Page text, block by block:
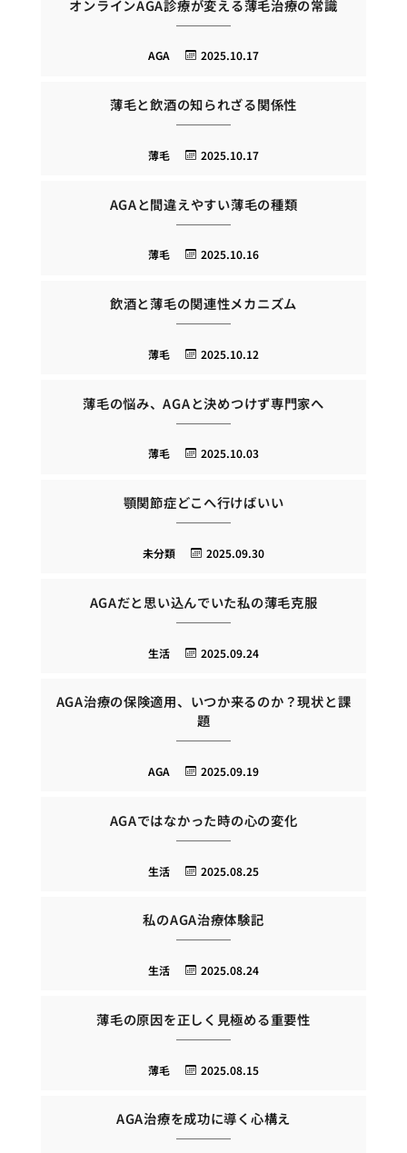
オンラインAGA診療が変える薄毛治療の常識
2025.10.17
AGA
薄毛と飲酒の知られざる関係性
2025.10.17
薄毛
AGAと間違えやすい薄毛の種類
2025.10.16
薄毛
飲酒と薄毛の関連性メカニズム
2025.10.12
薄毛
薄毛の悩み、AGAと決めつけず専門家へ
2025.10.03
薄毛
顎関節症どこへ行けばいい
2025.09.30
未分類
AGAだと思い込んでいた私の薄毛克服
2025.09.24
生活
AGA治療の保険適用、いつか来るのか？現状と課
題
2025.09.19
AGA
AGAではなかった時の心の変化
2025.08.25
生活
私のAGA治療体験記
2025.08.24
生活
薄毛の原因を正しく見極める重要性
2025.08.15
薄毛
AGA治療を成功に導く心構え